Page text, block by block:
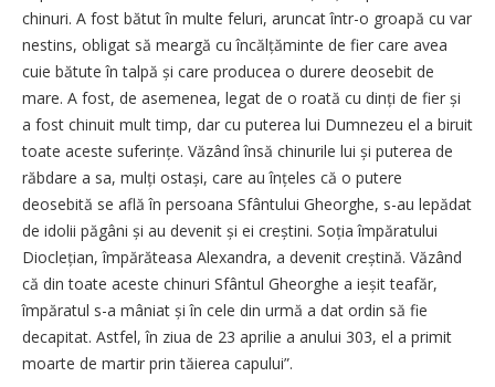
chinuri. A fost bătut în multe feluri, aruncat într-o groapă cu var
nestins, obligat să meargă cu încălțăminte de fier care avea
cuie bătute în talpă și care producea o durere deosebit de
mare. A fost, de asemenea, legat de o roată cu dinți de fier și
a fost chinuit mult timp, dar cu puterea lui Dumnezeu el a biruit
toate aceste suferințe. Văzând însă chinurile lui și puterea de
răbdare a sa, mulți ostași, care au înțeles că o putere
deosebită se află în persoana Sfântului Gheorghe, s-au lepădat
de idolii păgâni și au devenit și ei creștini. Soția împăratului
Dioclețian, împărăteasa Alexandra, a devenit creștină. Văzând
că din toate aceste chinuri Sfântul Gheorghe a ieșit teafăr,
împăratul s-a mâniat și în cele din urmă a dat ordin să fie
decapitat. Astfel, în ziua de 23 aprilie a anului 303, el a primit
moarte de martir prin tăierea capului”.